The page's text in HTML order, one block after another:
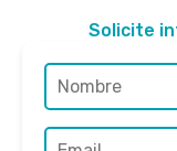
Solicite